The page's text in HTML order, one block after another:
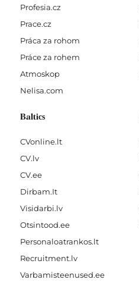
Profesia.cz
Prace.cz
Práca za rohom
Práce za rohem
Atmoskop
Nelisa.com
Baltics
CVonline.lt
CV.lv
CV.ee
Dirbam.It
Visidarbi.lv
Otsintood.ee
Personaloatrankos.lt
Recruitment.lv
Varbamisteenused.ee